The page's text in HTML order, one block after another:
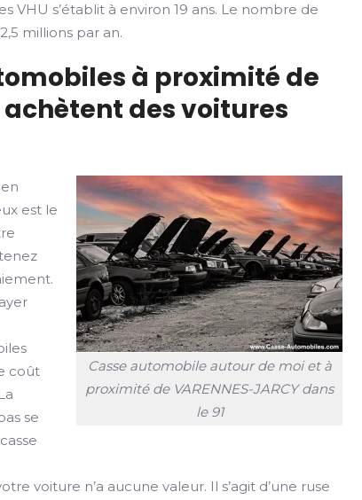
VHU s’établit à environ 19 ans. Le nombre de
millions par an.
à proximité de
achètent des voitures
Casse automobile autour de moi et à
proximité de VARENNES-JARCY dans
le 91
est le
coût
se
voiture n’a aucune valeur. Il s’agit d’une ruse